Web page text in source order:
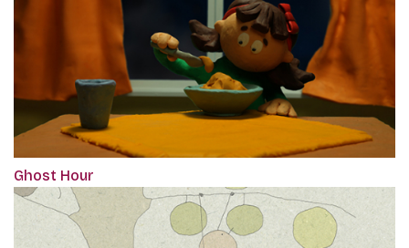
Ghost Hour